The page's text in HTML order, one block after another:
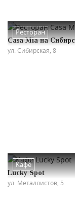
Ресторан
Casa Mia на
ул. Сибирская, 8
Кафе
Lucky Spot
ул. Металлистов, 5